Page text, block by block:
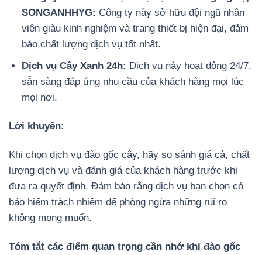
SONGANHHYG: Công ty này sở hữu đội ngũ nhân
viên giàu kinh nghiệm và trang thiết bị hiện đại, đảm
bảo chất lượng dịch vụ tốt nhất.
Dịch vụ Cây Xanh 24h: Dịch vụ này hoạt động 24/7,
sẵn sàng đáp ứng nhu cầu của khách hàng mọi lúc
mọi nơi.
Lời khuyên:
Khi chọn dịch vụ đào gốc cây, hãy so sánh giá cả, chất
lượng dịch vụ và đánh giá của khách hàng trước khi
đưa ra quyết định. Đảm bảo rằng dịch vụ bạn chọn có
bảo hiểm trách nhiệm để phòng ngừa những rủi ro
không mong muốn.
Tóm tắt các điểm quan trọng cần nhớ khi đào gốc